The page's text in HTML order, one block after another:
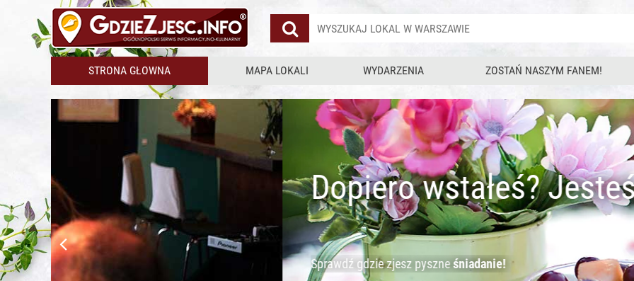
STRONA GŁOWNA MAPA LOKALI WYDARZENIA ZOSTAŃ NASZYM FANEM!
Dopiero wstałeś? Jesteś głodny?
Sprawdź gdzie zjesz pyszne śniadanie!